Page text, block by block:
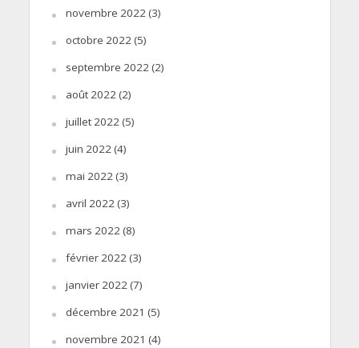
novembre 2022(3)
octobre 2022(5)
septembre 2022(2)
août 2022(2)
juillet 2022(5)
juin 2022(4)
mai 2022(3)
avril 2022(3)
mars 2022(8)
février 2022(3)
janvier 2022(7)
décembre 2021 (5)
novembre 2021 (4)